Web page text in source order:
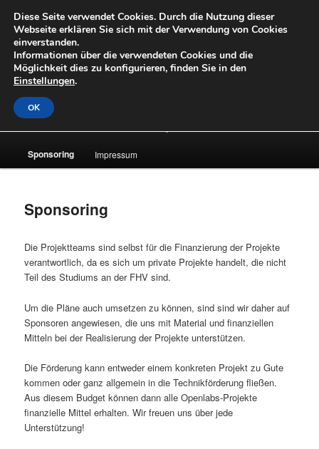
primären
Inhalt
springenOpenLabs
Hauptmenü
Sponsoring Impressum
Sponsoring
Die Projektteams sind selbst für die Finanzierung der Projekte
verantwortlich, da es sich um private Projekte handelt, die nicht
Teil des Studiums an der FHV sind.
Um die Pläne auch umsetzen zu können, sind sind wir daher auf
Sponsoren angewiesen, die uns mit Material und finanziellen
Mitteln bei der Realisierung der Projekte unterstützen.
Die Förderung kann entweder einem konkreten Projekt zu Gute
kommen oder ganz allgemein in die Technikförderung fließen.
Aus diesem Budget können dann alle Openlabs-Projekte
finanzielle Mittel erhalten. Wir freuen uns über jede
Unterstützung!
Diese Seite verwendet Cookies. Durch die Nutzung dieser
Webseite erklären Sie sich mit der Verwendung von Cookies
einverstanden.
Informationen über die verwendeten Cookies und die
Möglichkeit dies zu konfigurieren, finden Sie in den
Einstellungen.
OK